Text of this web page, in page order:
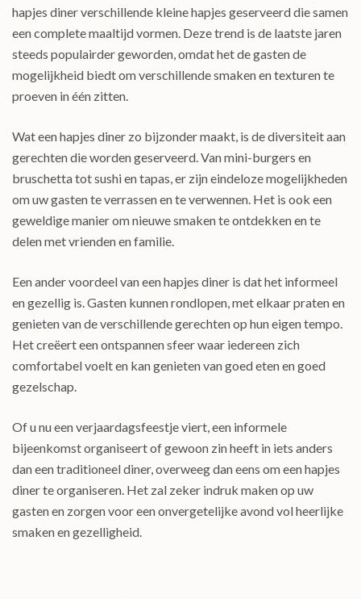
hapjes diner verschillende kleine hapjes geserveerd die samen
een complete maaltijd vormen. Deze trend is de laatste jaren
steeds populairder geworden, omdat het de gasten de
mogelijkheid biedt om verschillende smaken en texturen te
proeven in één zitten.
Wat een hapjes diner zo bijzonder maakt, is de diversiteit aan
gerechten die worden geserveerd. Van mini-burgers en
bruschetta tot sushi en tapas, er zijn eindeloze mogelijkheden
om uw gasten te verrassen en te verwennen. Het is ook een
geweldige manier om nieuwe smaken te ontdekken en te
delen met vrienden en familie.
Een ander voordeel van een hapjes diner is dat het informeel
en gezellig is. Gasten kunnen rondlopen, met elkaar praten en
genieten van de verschillende gerechten op hun eigen tempo.
Het creëert een ontspannen sfeer waar iedereen zich
comfortabel voelt en kan genieten van goed eten en goed
gezelschap.
Of u nu een verjaardagsfeestje viert, een informele
bijeenkomst organiseert of gewoon zin heeft in iets anders
dan een traditioneel diner, overweeg dan eens om een hapjes
diner te organiseren. Het zal zeker indruk maken op uw
gasten en zorgen voor een onvergetelijke avond vol heerlijke
smaken en gezelligheid.